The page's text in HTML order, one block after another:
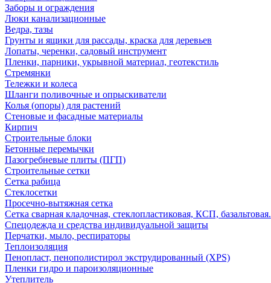
Заборы и ограждения
Люки канализационные
Ведра, тазы
Грунты и ящики для рассады, краска для деревьев
Лопаты, черенки, садовый инструмент
Пленки, парники, укрывной материал, геотекстиль
Стремянки
Тележки и колеса
Шланги поливочные и опрыскиватели
Колья (опоры) для растений
Стеновые и фасадные материалы
Кирпич
Строительные блоки
Бетонные перемычки
Пазогребневые плиты (ПГП)
Строительные сетки
Сетка рабица
Стеклосетки
Просечно-вытяжная сетка
Сетка сварная кладочная, стеклопластиковая, КСП, базальтовая.
Спецодежда и средства индивидуальной защиты
Перчатки, мыло, респираторы
Теплоизоляция
Пенопласт, пенополистирол экструдированный (XPS)
Пленки гидро и пароизоляционные
Утеплитель